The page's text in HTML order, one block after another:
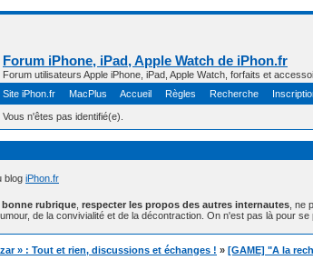
Forum iPhone, iPad, Apple Watch de iPhon.fr
Forum utilisateurs Apple iPhone, iPad, Apple Watch, forfaits et
Site iPhon.fr
MacPlus Accueil Règles Recherche
Vous n'êtes pas identifié(e).
blog iPhon.fr
rubrique respecter les propos des autres internautes , ne
de la convivialité et de la décontraction. On n'est pas là pour se
» : Tout et rien, discussions et échanges ! » [GAME] "A la